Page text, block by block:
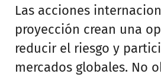
Las acciones
proyección crean una
reducir el riesgo y
mercados globales. No